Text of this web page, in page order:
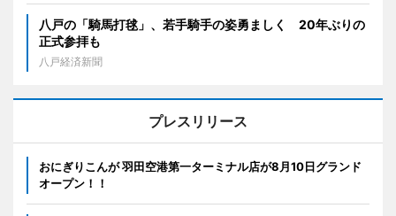
八戸の「騎馬打毬」、若手騎手の姿勇ましく 20年ぶりの
正式参拝も
八戸経済新聞
プレスリリース
おにぎりこんが 羽田空港第一ターミナル店が8月10日グランド
オープン！！